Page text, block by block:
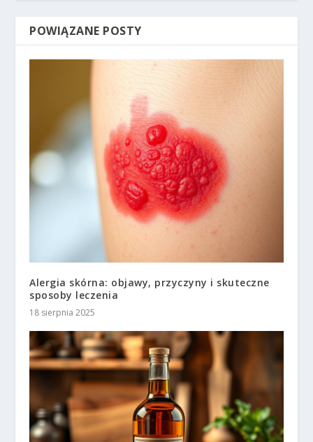
POWIĄZANE POSTY
Alergia skórna: objawy, przyczyny i skuteczne
sposoby leczenia
18 sierpnia 2025